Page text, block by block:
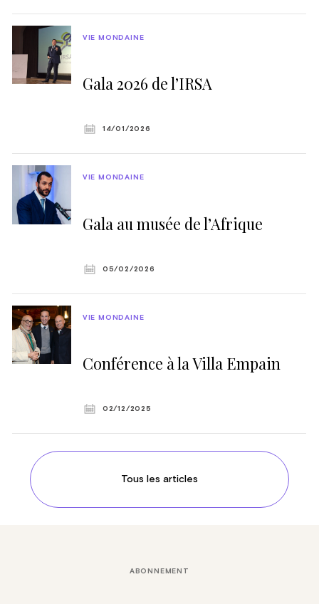
Gala 2026 de l’IRSA
VIE MONDAINE
14/01/2026
Gala au musée de l’Afrique
VIE MONDAINE
05/02/2026
Conférence à la Villa Empain
VIE MONDAINE
02/12/2025
Tous les articles
ABONNEMENT